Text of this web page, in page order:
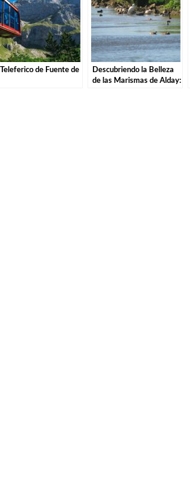
Teleferico de Fuente de
Descubriendo la Belleza
de las Marismas de Alday: